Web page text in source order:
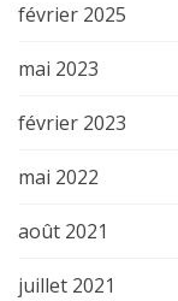
février 2025
mai 2023
février 2023
mai 2022
août 2021
juillet 2021